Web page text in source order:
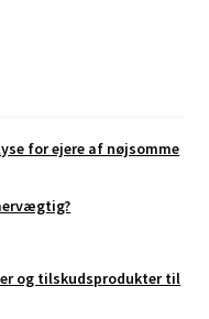
for ejere af nøjsomme
og tilskudsprodukter til